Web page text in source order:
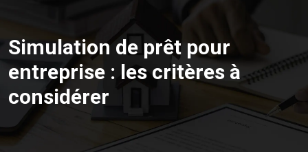
Simulation de prêt pour
entreprise : les critères à
considérer